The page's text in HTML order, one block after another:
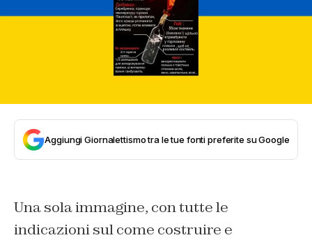
Aggiungi Giornalettismo tra le tue fonti preferite su Google
Una sola immagine, con tutte le
indicazioni sul come costruire e